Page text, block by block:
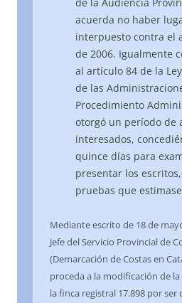
de la Audiencia
acuerda no haber
interpuesto contra el
de 2006. Igualmente
al artículo 84 de la
de las
Procedimiento
otorgó un período de
interesados,
quince días para
presentar los
pruebas que
Mediante escrito de 18 de
Jefe del Servicio Provincial de
(Demarcación de Costas en
proceda a la modificación de
la finca registral 17.898 por